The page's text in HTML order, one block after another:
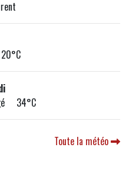
34°C
Toute la météo